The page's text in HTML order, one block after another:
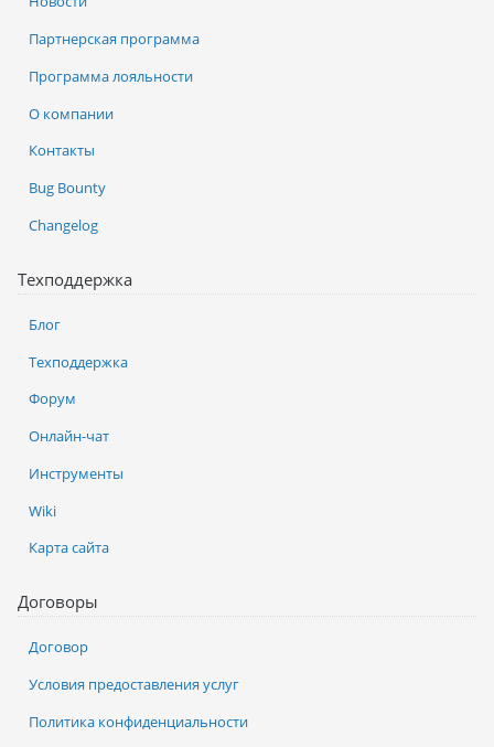
Партнерская программа
Программа лояльности
О компании
Контакты
Bug Bounty
Changelog
Техподдержка
Блог
Техподдержка
Форум
Онлайн-чат
Инструменты
Wiki
Карта сайта
Договоры
Договор
Условия предоставления услуг
Политика конфиденциальности